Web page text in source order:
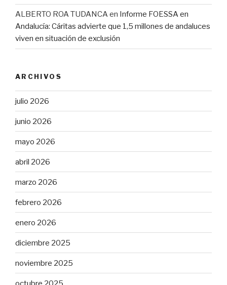
ALBERTO ROA TUDANCAen Informe FOESSA en
Andalucía: Cáritas advierte que 1,5 millones de andaluces
viven en situación de exclusión
ARCHIVOS
julio 2026
junio 2026
mayo 2026
abril 2026
marzo 2026
febrero 2026
enero 2026
diciembre 2025
noviembre 2025